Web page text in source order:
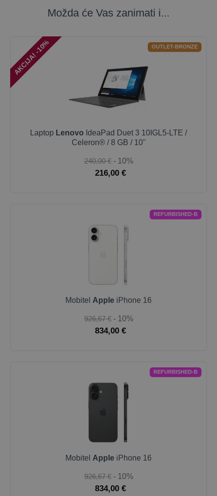
Možda će Vas zanimati i...
AKCIJA! -10% OUTLET-BRONZE
Laptop Lenovo IdeaPad Duet 3 10IGL5-LTE /
Celeron® / 8 GB / 10"
240,00 € - 10%
216,00 €
REFURBISHED-B
Mobitel Apple iPhone 16
926,67 € - 10%
834,00 €
REFURBISHED-B
Mobitel Apple iPhone 16
926,67 € - 10%
834,00 €